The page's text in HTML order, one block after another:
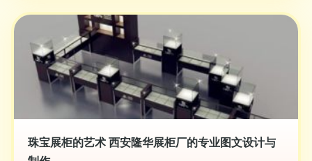
珠宝展柜的艺术 西安隆华展柜厂的专业图文设计与